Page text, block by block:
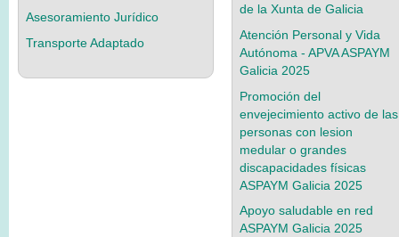
Asesoramiento Jurídico
Transporte Adaptado
de la Xunta de Galicia
Atención Personal y Vida
Autónoma - APVA ASPAYM
Galicia 2025
Promoción del
envejecimiento activo de las
personas con lesion
medular o grandes
discapacidades físicas
ASPAYM Galicia 2025
Apoyo saludable en red
ASPAYM Galicia 2025